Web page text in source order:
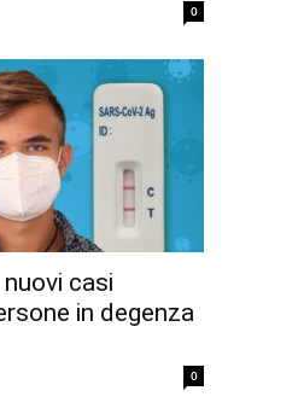
0
casi
in degenza
0